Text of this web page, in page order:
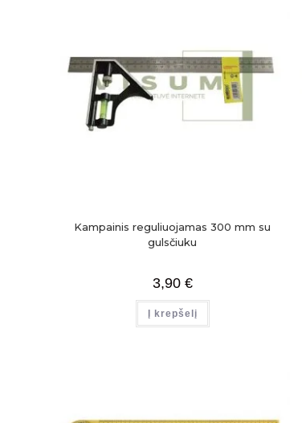
Kampainis reguliuojamas 300 mm su
gulsčiuku
3,90 €
Į krepšelį